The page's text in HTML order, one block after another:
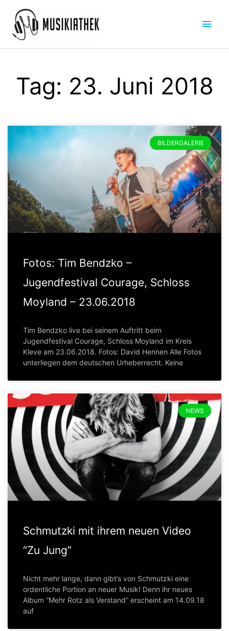
Inhalt
springen
Tag: 23. Juni 2018
BILDERGALERIE
Fotos: Tim Bendzko –
Jugendfestival Courage, Schloss
Moyland – 23.06.2018
Tim Bendzko live bei seinem Auftritt beim
Jugendfestival Courage, Schloss Moyland im Kreis
Kleve am 23.06.2018. Fotos: David Hennen Alle Fotos
unterliegen dem deutschen Urheberrecht. Keine
NEWS
Schmutzki mit ihrem neuen Video
“Zu Jung”
Nicht mehr lange, dann gibt’s von Schmutzki eine
ordentliche Portion an neuer Musik! Denn ihr neues
Album “Mehr Rotz als Verstand” erscheint am 14.09.18
auf